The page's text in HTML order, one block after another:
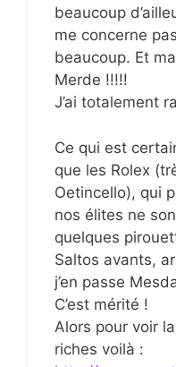
beaucoup
me concerne
beaucoup. Et
Merde !!!!!
J’ai totalement
Ce qui est
que les Rolex
Oetincello), qui
nos élites ne
quelques
Saltos avants,
j’en passe
C’est mérité !
Alors pour voir
riches voilà :